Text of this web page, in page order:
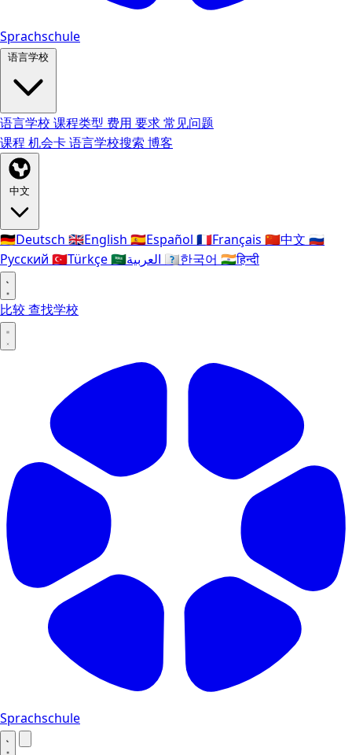
Sprachschule
语言学校
语言学校 课程类型 费用 要求常见问题
课程 机会卡语言学校搜索 博客
中文
🇩🇪Deutsch 🇬🇧English 🇪🇸Español 🇫🇷Français 🇨🇳中文 🇷🇺
Русский 🇹🇷Türkçe🇸🇦 🇰🇷한국어 🇮🇳हिन्दी
比较查找学校
Sprachschule